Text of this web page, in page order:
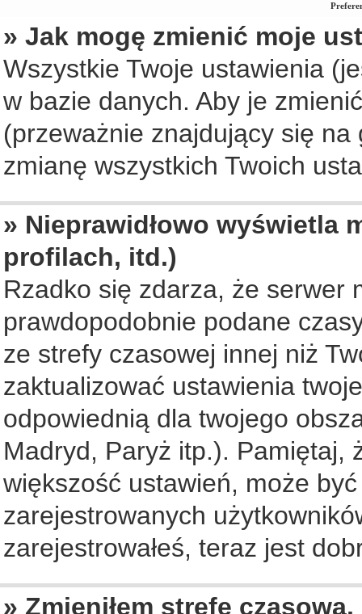
» Jak mogę zmienić moje
Wszystkie Twoje ustawienia
w bazie danych. Aby je
(przeważnie znajdujący się
zmianę wszystkich Twoich
» Nieprawidłowo wyświetla
profilach, itd.)
Rzadko się zdarza, że serwer
prawdopodobnie podane
ze strefy czasowej innej niż
zaktualizować ustawienia
odpowiednią dla twojego
Madryd, Paryż itp.). Pamiętaj,
większość ustawień, może
zarejestrowanych
zarejestrowałeś, teraz jest
» Zmieniłem strefę